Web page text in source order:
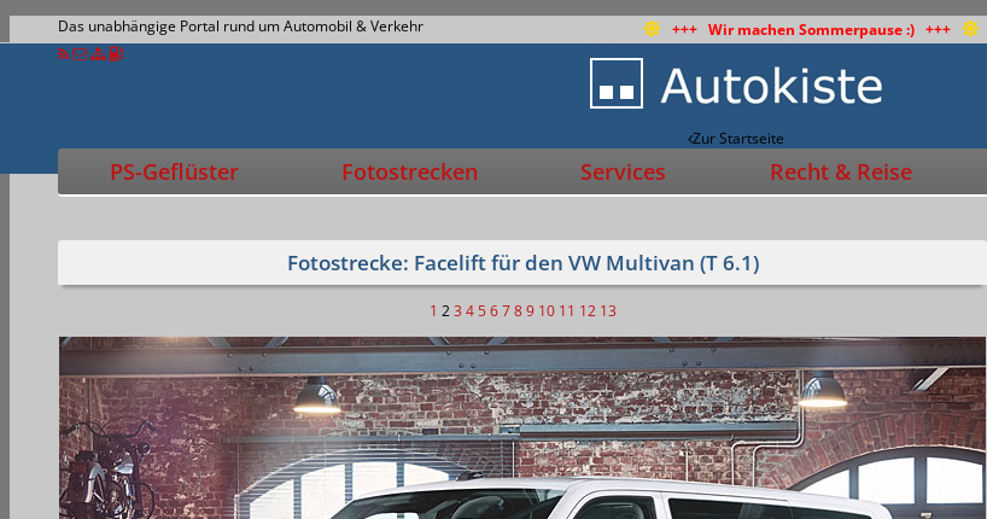
Das unabhängige Portal rund um Automobil & Verkehr +++ Wir machen Sommerpause :) +++
Zur Startseite
PS-Geflüster Fotostrecken Services Recht & Reise
Fotostrecke: Facelift für den VW Multivan (T 6.1)
1 2 3 4 5 6 7 8 9 10 11 12 13